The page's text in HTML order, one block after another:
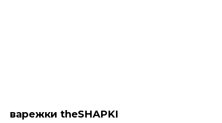
варежки theSHAPKI